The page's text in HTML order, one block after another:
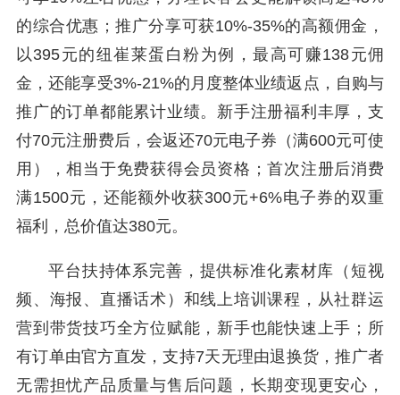
的综合优惠；推广分享可获10%-35%的高额佣金，
以395元的纽崔莱蛋白粉为例，最高可赚138元佣
金，还能享受3%-21%的月度整体业绩返点，自购与
推广的订单都能累计业绩。新手注册福利丰厚，支
付70元注册费后，会返还70元电子券（满600元可使
用），相当于免费获得会员资格；首次注册后消费
满1500元，还能额外收获300元+6%电子券的双重
福利，总价值达380元。
平台扶持体系完善，提供标准化素材库（短视
频、海报、直播话术）和线上培训课程，从社群运
营到带货技巧全方位赋能，新手也能快速上手；所
有订单由官方直发，支持7天无理由退换货，推广者
无需担忧产品质量与售后问题，长期变现更安心，